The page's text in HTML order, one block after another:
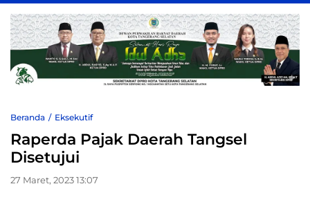
Beranda Eksekutif
Raperda Pajak Daerah Tangsel
Disetujui
27 Maret, 2023 13:07